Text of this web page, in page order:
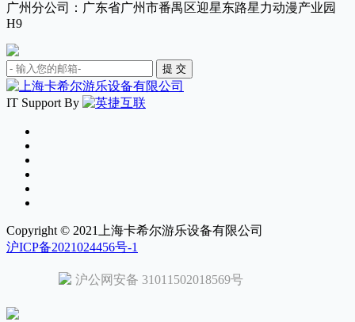
广州分公司：广东省广州市番禺区迎星东路星力动漫产业园
H9
IT Support By
Copyright © 2021上海卡希尔游乐设备有限公司
沪ICP备2021024456号-1
沪公网安备 31011502018569号